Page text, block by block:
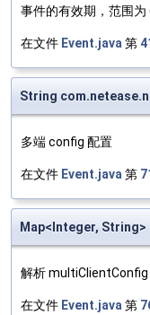
事件的有效期，范围
在文件 Event.java 第
String
多端 config 配置
在文件 Event.java 第
Map<Integer,
解析
在文件 Event.java 第